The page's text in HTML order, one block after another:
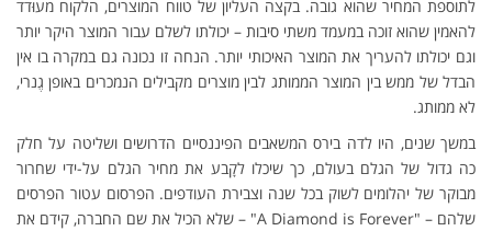
לתוספת המחיר שהוא גובה. בקצה העליון של טווח המוצרים, הלקוח מעוּדד
להאמין שהוא זוכה במעמד משתי סיבות – יכולתו לשלם עבור המוצר היקר יותר
וגם יכולתו להעריך את המוצר האיכותי יותר. הנחה זו נכונה גם במקרה בו אין
הבדל של ממש בין המוצר הממותג לבין מוצרים מקבילים הנמכרים באופן גֶנרי,
לא ממותג.
במשך שנים, היו לדה בירס המשאבים הפיננסיים הדרושים ושליטה על חלק
כה גדול של הגלם בעולם, כך שיכלו לקָבע את מחיר הגלם על-ידי שחרור
מבוקר של יהלומים לשוק בכל שנה וצבירת העודפים. הפרסום עטור הפרסים
שלהם – "A Diamond is Forever" – שלא הכיל את שם החברה, קידם את